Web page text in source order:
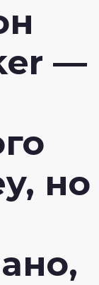
—
но